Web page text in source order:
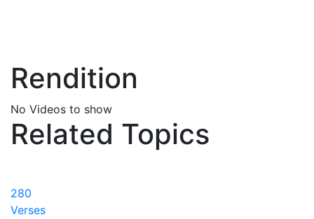
Rendition
No Videos to show
Related Topics
280
Verses